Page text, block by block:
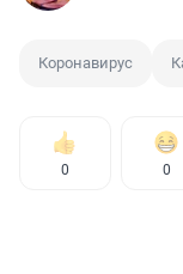
Коронавирус
0 0